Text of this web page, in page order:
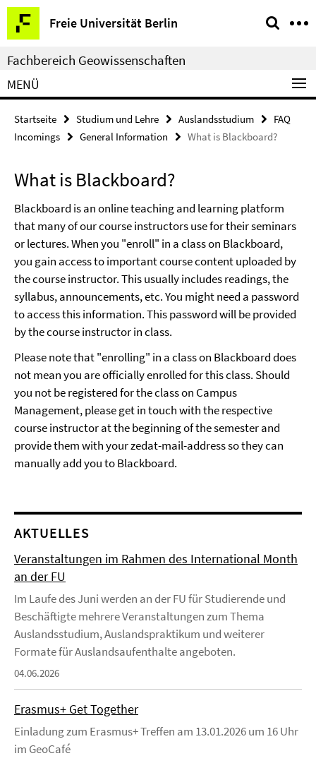
Springe
direkt
zu
Inhalt
Freie Universität Berlin
Service-
Navigation
Fachbereich Geowissenschaften
MENÜ
Startseite Studium und Lehre Auslandsstudium
FAQ
Incomings
General Information What is Blackboard?
What is Blackboard?
Blackboard is an online teaching and learning platform
that many of our course instructors use for their seminars
or lectures. When you "enroll" in a class on Blackboard,
you gain access to important course content uploaded by
the course instructor. This usually includes readings, the
syllabus, announcements, etc. You might need a password
to access this information. This password will be provided
by the course instructor in class.
Please note that "enrolling" in a class on Blackboard does
not mean you are officially enrolled for this class. Should
you not be registered for the class on Campus
Management, please get in touch with the respective
course instructor at the beginning of the semester and
provide them with your zedat-mail-address so they can
manually add you to Blackboard.
AKTUELLES
Veranstaltungen im Rahmen des International Month
an der FU
Im Laufe des Juni werden an der FU für Studierende und
Beschäftigte mehrere Veranstaltungen zum Thema
Auslandsstudium, Auslandspraktikum und weiterer
Formate für Auslandsaufenthalte angeboten.
04.06.2026
Erasmus+ Get Together
Einladung zum Erasmus+ Treffen am 13.01.2026 um 16 Uhr
im GeoCafé